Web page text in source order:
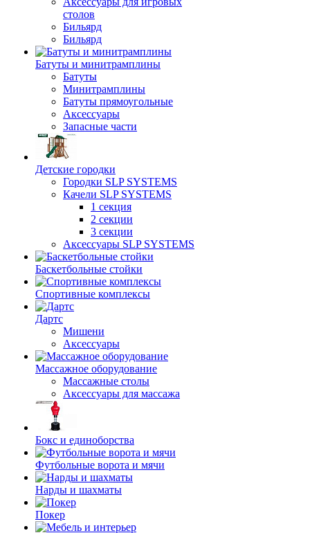
столов
Бильяpд
Бильяpд
Батуты и минитрамплины
Батуты
Минитрамплины
Батуты прямоугольные
Аксессуары
Запасные части
Детские городки
Городки SLP SYSTEMS
Качели SLP SYSTEMS
1 секция
2 секции
3 секции
Аксессуары SLP SYSTEMS
Баскетбольные стойки
Спортивные комплексы
Дартс
Мишени
Аксессуары
Массажное оборудование
Массажные столы
Аксессуары для массажа
Бокс и единоборства
Футбольные ворота и мячи
Нарды и шахматы
Покер